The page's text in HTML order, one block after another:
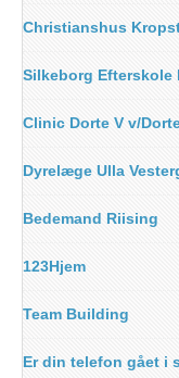
Christianshus
Silkeborg Efterskole
Clinic Dorte V v/
Dyrelæge Ulla
Bedemand Riising
123Hjem
Team Building
Er din telefon gået i